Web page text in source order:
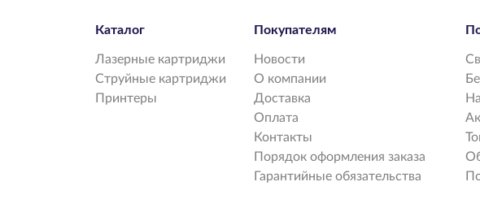
Каталог
Лазерные картриджи
Струйные картриджи
Принтеры
Покупателям
Новости
О компании
Доставка
Оплата
Контакты
Порядок оформления заказа
Гарантийные обязательства